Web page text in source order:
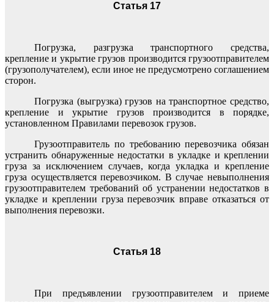
Статья 17
Погрузка, разгрузка транспортного средства,
крепление и укрытие грузов производится грузоотправителем
(грузополучателем), если иное не предусмотрено соглашением
сторон.
Погрузка (выгрузка) грузов на транспортное средство,
крепление и укрытие грузов производится в порядке,
установленном Правилами перевозок грузов.
Грузоотправитель по требованию перевозчика обязан
устранить обнаруженные недостатки в укладке и креплении
груза за исключением случаев, когда укладка и крепление
груза осуществляется перевозчиком. В случае невыполнения
грузоотправителем требований об устранении недостатков в
укладке и креплении груза перевозчик вправе отказаться от
выполнения перевозки.
Статья 18
При предъявлении грузоотправителем и приеме